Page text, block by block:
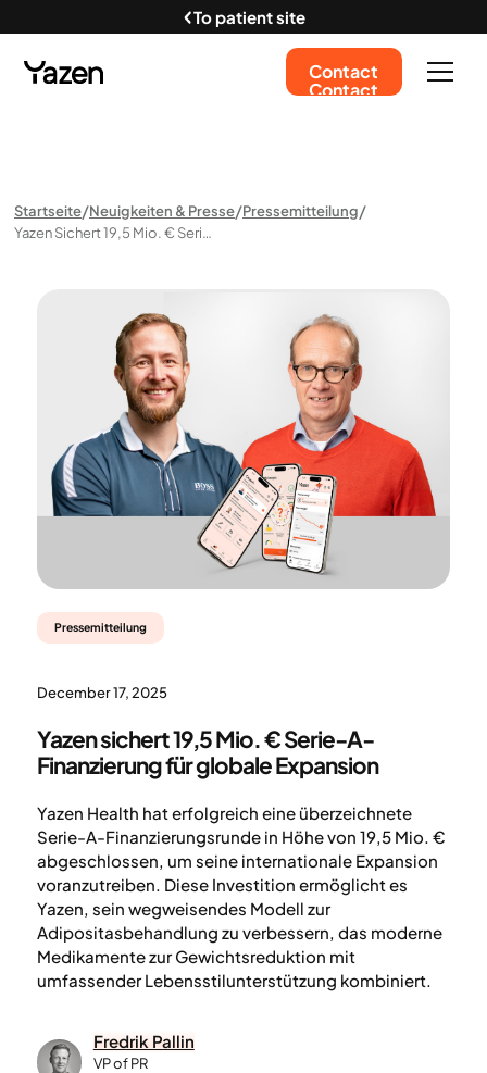
To patient site
Contact
Contact
Startseite Neuigkeiten & Presse Pressemitteilung
Yazen Sichert 19,5 Mio. € Serie-A-Finanzierung Für Globale Expansion
Pressemitteilung
December 17, 2025
Yazen sichert 19,5 Mio. € Serie-A-
Finanzierung für globale Expansion
Yazen Health hat erfolgreich eine überzeichnete
Serie-A-Finanzierungsrunde in Höhe von 19,5 Mio. €
abgeschlossen, um seine internationale Expansion
voranzutreiben. Diese Investition ermöglicht es
Yazen, sein wegweisendes Modell zur
Adipositasbehandlung zu verbessern, das moderne
Medikamente zur Gewichtsreduktion mit
umfassender Lebensstilunterstützung kombiniert.
Fredrik Pallin
VP of PR